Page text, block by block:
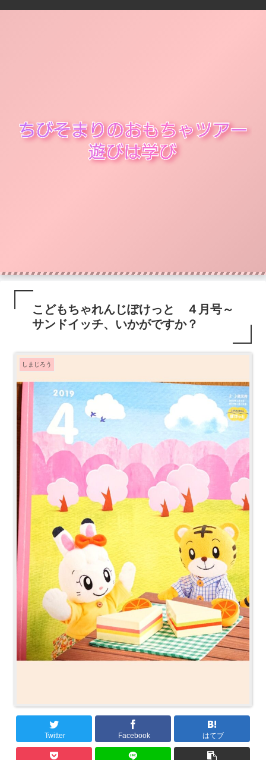
こどもちゃれんじぽけっと ４月号～
サンドイッチ、いかがですか？
しまじろう
Twitter Facebook はてブ